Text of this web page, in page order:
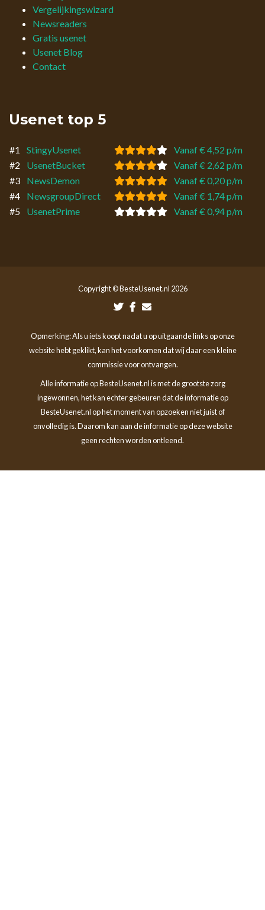
Vergelijkingswizard
Newsreaders
Gratis usenet
Usenet Blog
Contact
Usenet top 5
#1 StingyUsenet
Vanaf € 4,52 p/m
#2
UsenetBucket
Vanaf € 2,62 p/m
#3
NewsDemon
Vanaf € 0,20 p/m
#4
NewsgroupDirect
Vanaf € 1,74 p/m
#5
UsenetPrime Vanaf € 0,94 p/m
Copyright © BesteUsenet.nl 2026
Opmerking: Als u iets koopt nadat u op uitgaande links op onze
website hebt geklikt, kan het voorkomen dat wij daar een kleine
commissie voor ontvangen.
Alle informatie op BesteUsenet.nl is met de grootste zorg
ingewonnen, het kan echter gebeuren dat de informatie op
BesteUsenet.nl op het moment van opzoeken niet juist of
onvolledig is. Daarom kan aan de informatie op deze website
geen rechten worden ontleend.